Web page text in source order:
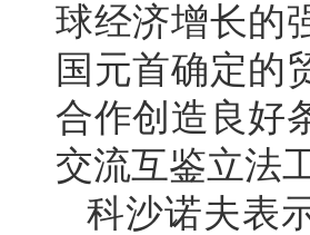
球经济增长的
国元首确定的
合作创造良好
交流互鉴立法
科沙诺夫表